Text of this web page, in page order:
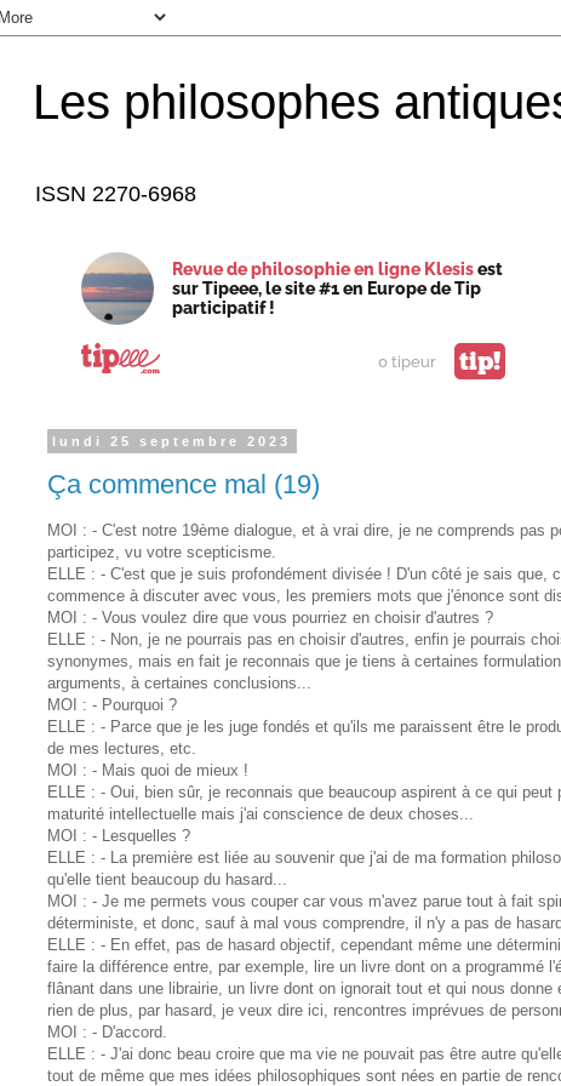
Les philosophes
ISSN 2270-6968
Revue de philosophie en ligne Klesisest
sur Tipeee, le site #1 en Europe de Tip
participatif !
0 tipeur tip!
lundi 25 septembre 2023
Ça commence mal (19)
MOI : - C'est notre 19ème dialogue, et à vrai dire, je ne comprends pas
participez, vu votre scepticisme.
ELLE : - C'est que je suis profondément divisée ! D'un côté je sais que,
commence à discuter avec vous, les premiers mots que j'énonce sont
MOI : - Vous voulez dire que vous pourriez en choisir d'autres ?
ELLE : - Non, je ne pourrais pas en choisir d'autres, enfin je pourrais
synonymes, mais en fait je reconnais que je tiens à certaines
arguments, à certaines conclusions...
MOI : - Pourquoi ?
ELLE : - Parce que je les juge fondés et qu'ils me paraissent être le
de mes lectures, etc.
MOI : - Mais quoi de mieux !
ELLE : - Oui, bien sûr, je reconnais que beaucoup aspirent à ce qui peut
maturité intellectuelle mais j'ai conscience de deux choses...
MOI : - Lesquelles ?
ELLE : - La première est liée au souvenir que j'ai de ma formation
qu'elle tient beaucoup du hasard...
MOI : - Je me permets vous couper car vous m'avez parue tout à fait
déterministe, et donc, sauf à mal vous comprendre, il n'y a pas de
ELLE : - En effet, pas de hasard objectif, cependant même une
faire la différence entre, par exemple, lire un livre dont on a programmé
flânant dans une librairie, un livre dont on ignorait tout et qui nous donne
rien de plus, par hasard, je veux dire ici, rencontres imprévues de
MOI : - D'accord.
ELLE : - J'ai donc beau croire que ma vie ne pouvait pas être autre
tout de même que mes idées philosophiques sont nées en partie de